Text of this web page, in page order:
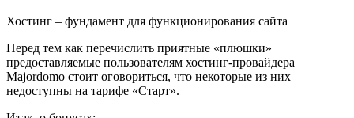
Хостинг – фундамент для функционирования сайта
Перед тем как перечислить приятные «плюшки»
предоставляемые пользователям хостинг-провайдера
Majordomo стоит оговориться, что некоторые из них
недоступны на тарифе «Старт».